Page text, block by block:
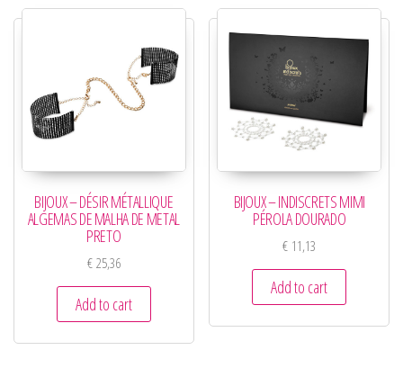
BIJOUX – DÉSIR MÉTALLIQUE
ALGEMAS DE MALHA DE METAL
PRETO
€25,36
Add to cart
BIJOUX – INDISCRETS MIMI
PÉROLA DOURADO
€ 11,13
Add to cart